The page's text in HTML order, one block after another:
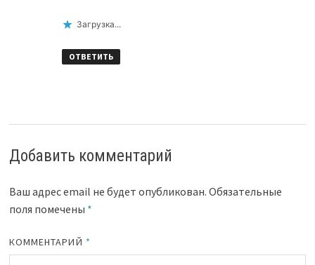
Загрузка...
ОТВЕТИТЬ
Добавить комментарий
Ваш адрес email не будет опубликован. Обязательные
поля помечены *
КОММЕНТАРИЙ *